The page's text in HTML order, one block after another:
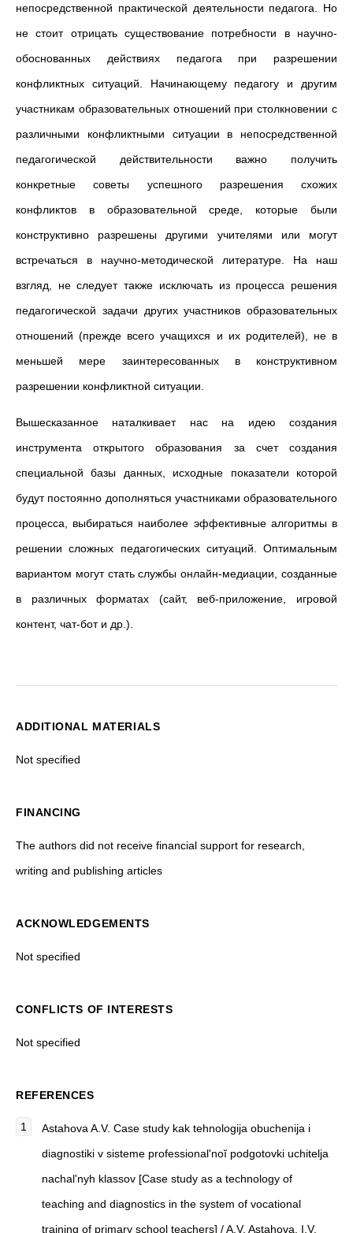
непосредственной практической деятельности педагога. Но
не стоит отрицать существование потребности в научно-
обоснованных действиях педагога при разрешении
конфликтных ситуаций. Начинающему педагогу и другим
участникам образовательных отношений при столкновении с
различными конфликтными ситуации в непосредственной
педагогической действительности важно получить
конкретные советы успешного разрешения схожих
конфликтов в образовательной среде, которые были
конструктивно разрешены другими учителями или могут
встречаться в научно-методической литературе. На наш
взгляд, не следует также исключать из процесса решения
педагогической задачи других участников образовательных
отношений (прежде всего учащихся и их родителей), не в
меньшей мере заинтересованных в конструктивном
разрешении конфликтной ситуации.
Вышесказанное наталкивает нас на идею создания
инструмента открытого образования за счет создания
специальной базы данных, исходные показатели которой
будут постоянно дополняться участниками образовательного
процесса, выбираться наиболее эффективные алгоритмы в
решении сложных педагогических ситуаций. Оптимальным
вариантом могут стать службы онлайн-медиации, созданные
в различных форматах (сайт, веб-приложение, игровой
контент, чат-бот и др.).
ADDITIONAL MATERIALS
Not specified
FINANCING
The authors did not receive financial support for research,
writing and publishing articles
ACKNOWLEDGEMENTS
Not specified
CONFLICTS OF INTERESTS
Not specified
REFERENCES
Astahova A.V. Case study kak tehnologija obuchenija i
diagnostiki v sisteme professional'noĭ podgotovki uchitelja
nachal'nyh klassov [Case study as a technology of
teaching and diagnostics in the system of vocational
training of primary school teachers] / A.V. Astahova, I.V.